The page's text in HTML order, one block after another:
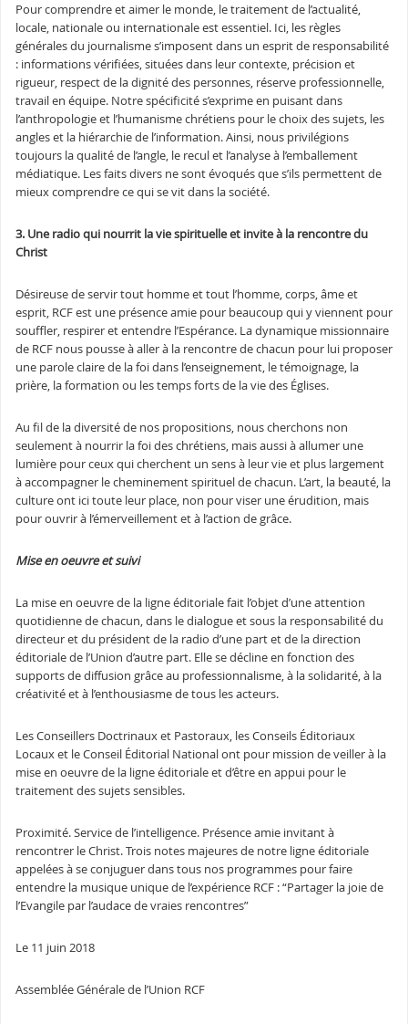
Pour comprendre et aimer le monde, le traitement de l’actualité,
locale, nationale ou internationale est essentiel. Ici, les règles
générales du journalisme s’imposent dans un esprit de responsabilité
: informations vérifiées, situées dans leur contexte, précision et
rigueur, respect de la dignité des personnes, réserve professionnelle,
travail en équipe. Notre spécificité s’exprime en puisant dans
l’anthropologie et l’humanisme chrétiens pour le choix des sujets, les
angles et la hiérarchie de l’information. Ainsi, nous privilégions
toujours la qualité de l’angle, le recul et l’analyse à l’emballement
médiatique. Les faits divers ne sont évoqués que s’ils permettent de
mieux comprendre ce qui se vit dans la société.
3. Une radio qui nourrit la vie spirituelle et invite à la rencontre du
Christ
Désireuse de servir tout homme et tout l’homme, corps, âme et
esprit, RCF est une présence amie pour beaucoup qui y viennent pour
souffler, respirer et entendre l’Espérance. La dynamique missionnaire
de RCF nous pousse à aller à la rencontre de chacun pour lui proposer
une parole claire de la foi dans l’enseignement, le témoignage, la
prière, la formation ou les temps forts de la vie des Églises.
Au fil de la diversité de nos propositions, nous cherchons non
seulement à nourrir la foi des chrétiens, mais aussi à allumer une
lumière pour ceux qui cherchent un sens à leur vie et plus largement
à accompagner le cheminement spirituel de chacun. L’art, la beauté, la
culture ont ici toute leur place, non pour viser une érudition, mais
pour ouvrir à l’émerveillement et à l’action de grâce.
Mise en oeuvre et suivi
La mise en oeuvre de la ligne éditoriale fait l’objet d’une attention
quotidienne de chacun, dans le dialogue et sous la responsabilité du
directeur et du président de la radio d’une part et de la direction
éditoriale de l’Union d’autre part. Elle se décline en fonction des
supports de diffusion grâce au professionnalisme, à la solidarité, à la
créativité et à l’enthousiasme de tous les acteurs.
Les Conseillers Doctrinaux et Pastoraux, les Conseils Éditoriaux
Locaux et le Conseil Éditorial National ont pour mission de veiller à la
mise en oeuvre de la ligne éditoriale et d’être en appui pour le
traitement des sujets sensibles.
Proximité. Service de l’intelligence. Présence amie invitant à
rencontrer le Christ. Trois notes majeures de notre ligne éditoriale
appelées à se conjuguer dans tous nos programmes pour faire
entendre la musique unique de l’expérience RCF : “Partager la joie de
l’Evangile par l’audace de vraies rencontres”
Le 11 juin 2018
Assemblée Générale de l’Union RCF